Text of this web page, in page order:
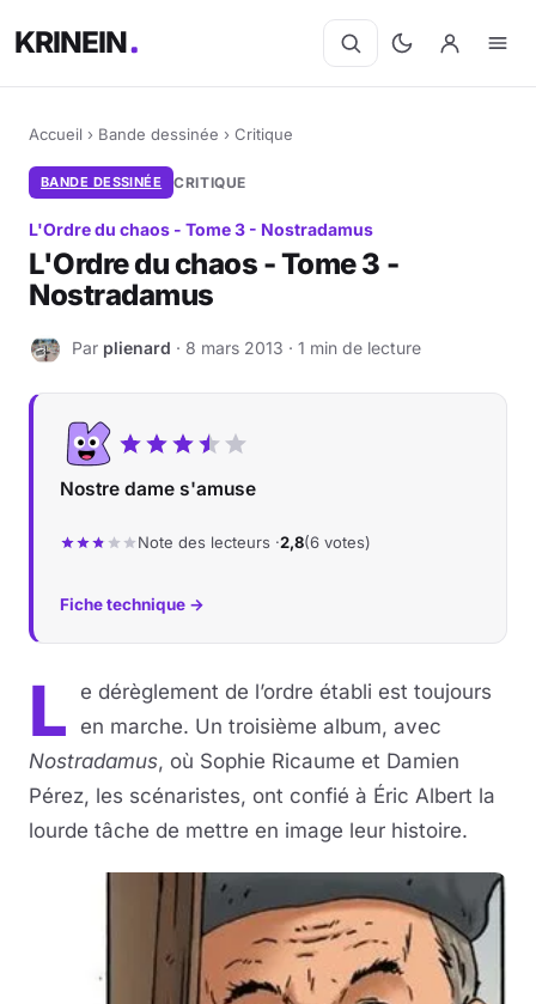
KRINEIN
Accueil › Bande dessinée › Critique
BANDE DESSINÉE CRITIQUE
L'Ordre du chaos - Tome 3 - Nostradamus
L'Ordre du chaos - Tome 3 -
Nostradamus
P Par plienard · 8 mars 2013 · 1 min de lecture
Nostre dame s'amuse
Note des lecteurs ·2,8(6 votes)
Fiche technique →
L
e dérèglement de l’ordre établi est toujours
en marche. Un troisième album, avec
Nostradamus, où Sophie Ricaume et Damien
Pérez, les scénaristes, ont confié à Éric Albert la
lourde tâche de mettre en image leur histoire.